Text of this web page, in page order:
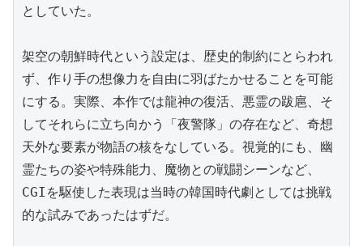
としていた。
架空の朝鮮時代という設定は、歴史的制約にとらわれ
ず、作り手の想像力を自由に羽ばたかせることを可能
にする。実際、本作では龍神の復活、悪霊の跋扈、そ
してそれらに立ち向かう「夜警隊」の存在など、奇想
天外な要素が物語の核をなしている。視覚的にも、幽
霊たちの姿や特殊能力、魔物との戦闘シーンなど、
CGIを駆使した表現は当時の韓国時代劇としては挑戦
的な試みであったはずだ。